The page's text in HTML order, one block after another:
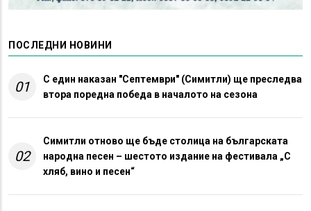
ПОСЛЕДНИ НОВИНИ
01
С един наказан "Септември" (Симитли) ще преследва
втора поредна победа в началото на сезона
02
Симитли отново ще бъде столица на българската
народна песен – шестото издание на фестивала „С
хляб, вино и песен“